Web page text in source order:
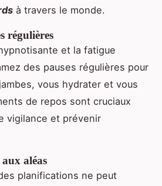
à travers le monde.
régulières
et la fatigue
des pauses régulières pour
vous hydrater et vous
de repos sont cruciaux
vigilance et prévenir
aléas
planifications ne peut